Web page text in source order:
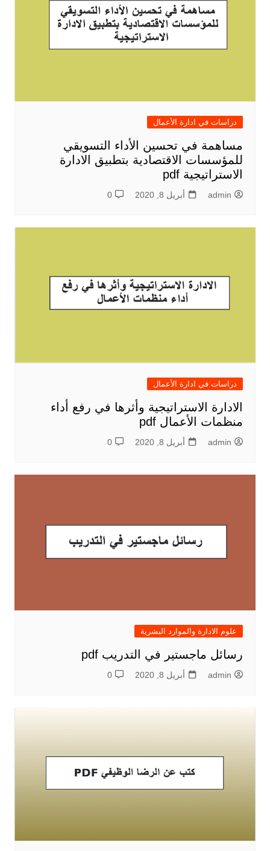
دراسات في ادارة الأعمال
مساهمة في تحسين الأداء التسويقي
للمؤسسات الاقتصادية بتطبيق الادارة
الاستراتيجية pdf
admin أبريل 8, 2020 0
دراسات في ادارة الأعمال
الادارة الاستراتيجية وأثرها في رفع أداء
منظمات الأعمال pdf
admin أبريل 8, 2020 0
علوم الادارة والموارد البشرية
رسائل ماجستير في التدريب pdf
admin أبريل 8, 2020 0